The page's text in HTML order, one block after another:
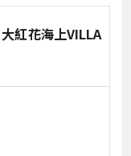
紅花海上VILLA